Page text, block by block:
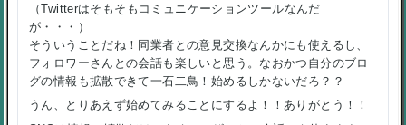
（Twitterはそもそもコミュニケーションツールなんだ
が・・・）
そういうことだね！同業者との意見交換なんかにも使えるし、
フォロワーさんとの会話も楽しいと思う。なおかつ自分のブロ
グの情報も拡散できて一石二鳥！始めるしかないだろ？？
うん、とりあえず始めてみることにするよ！！ありがとう！！